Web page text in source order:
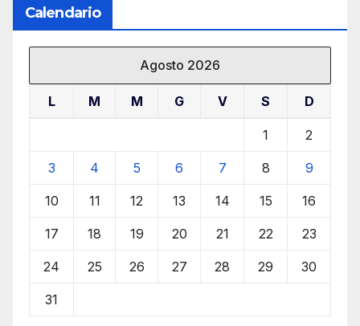
Calendario
Agosto 2026
L M M G V S D
1 2
3 4 5 6 7 8 9
10 11 12 13 14 15 16
17 18 19 20 21 22 23
24 25 26 27 28 29 30
31